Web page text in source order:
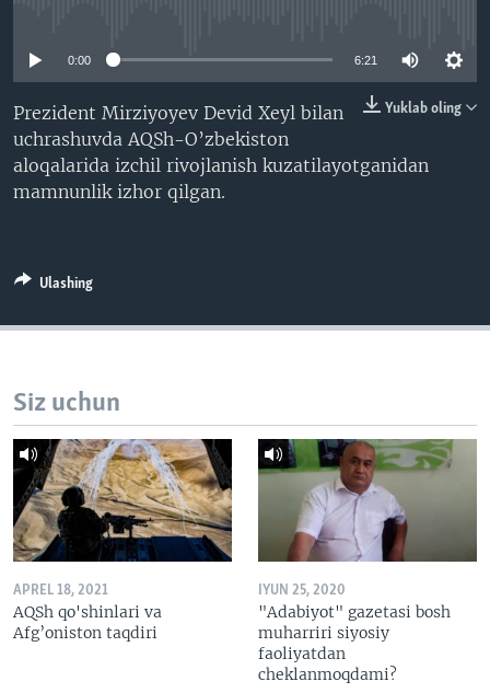
XABARLAR SURATLARDA
TELEGRAM
SOUNDCLOUD
VOA
0:00 6:21
Yuklab oling
Prezident Mirziyoyev Devid Xeyl bilan
uchrashuvda AQSh-O’zbekiston
aloqalarida izchil rivojlanish kuzatilayotganidan
mamnunlik izhor qilgan.
Ulashing
Siz uchun
APREL 18, 2021
AQSh qo'shinlari va
Afg’oniston taqdiri
IYUN 25, 2020
"Adabiyot" gazetasi bosh
muharriri siyosiy
faoliyatdan
cheklanmoqdami?